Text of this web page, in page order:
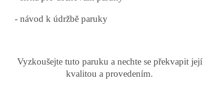
- návod k údržbě paruky
Vyzkoušejte tuto paruku a nechte se překvapit její
kvalitou a provedením.